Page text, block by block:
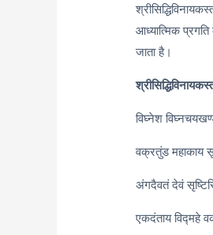
आध्यात्मिक
जाता है।
विघ्नेश
वक्रतुंड महाकाय
अंगदैवतं देवं
एकदंताय विद्महे